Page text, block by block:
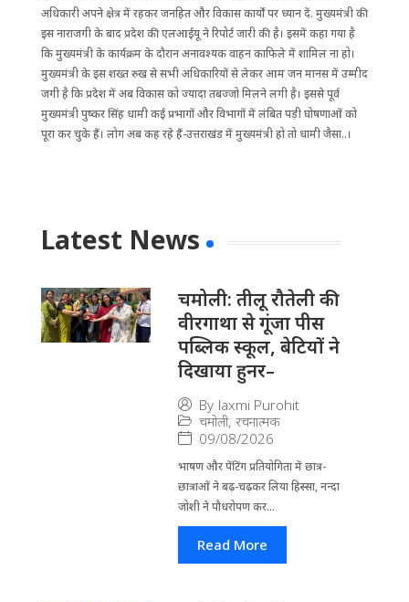
अधिकारी अपने क्षेत्र में रहकर जनहित और विकास कार्यों पर ध्यान दें. मुख्यमंत्री की
इस नाराजगी के बाद प्रदेश की एलआईयू ने रिपोर्ट जारी की है। इसमें कहा गया ‌है
कि मुख्यमंत्री के कार्यक्रम के दौरान अनावश्यक वाहन काफिले में शामिल ना हो।
मुख्यमंत्री के इस शख्त रुख से सभी अधिकारियों से लेकर आम जन मानस में उम्मीद
जगी है कि ‌प्रदेश में अब विकास को ज्यादा तबज्जो मिलने लगी है। इससे पूर्व
मुख्यमंत्री पुष्कर सिंह धामी कई प्रभागों और विभागों में लंबित पड़ी घोषणाओं को
पूरा कर चुके हैं। लोग अब कह रहे हैं-उत्तराखंड में मुख्यमंत्री हो तो धामी जैसा..।
Latest News
चमोली: तीलू रौतेली की
वीरगाथा से गूंजा पीस
पब्लिक स्कूल, बेटियों ने
दिखाया हुनर–
By laxmi Purohit
चमोली, रचनात्मक
09/08/2026
भाषण और पेंटिंग प्रतियोगिता में छात्र-
छात्राओं ने बढ़-चढ़कर लिया हिस्सा, नन्दा
जोशी ने पौधरोपण कर...
Read More